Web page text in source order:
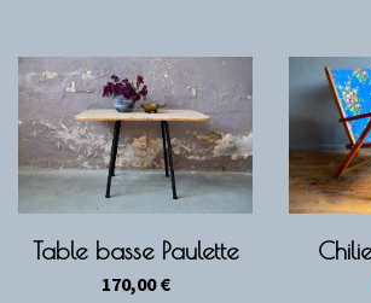
Table basse Paulette
170,00€